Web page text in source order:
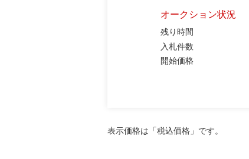
オークション状況
残り時間
入札件数
開始価格
表示価格は「税込価格」です。